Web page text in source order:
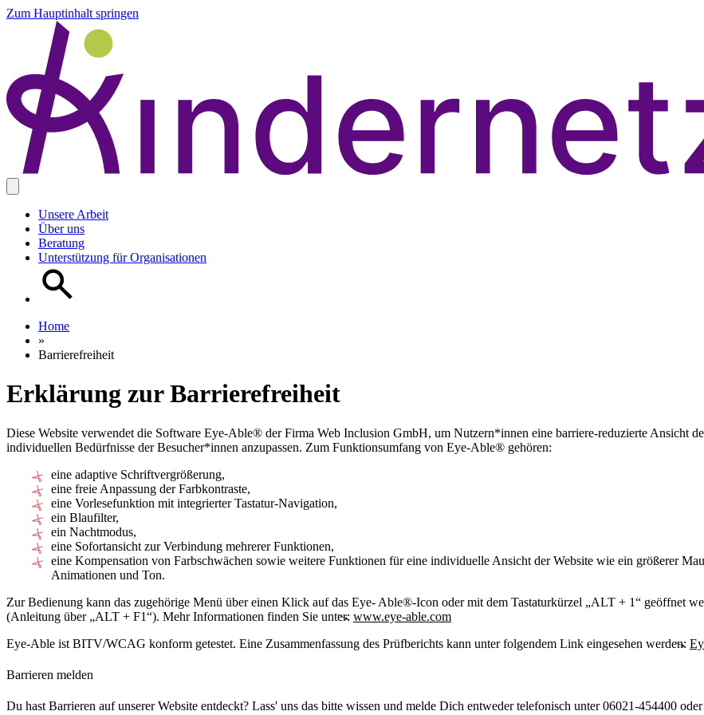
Zum Hauptinhalt springen
Unsere Arbeit
Über uns
Beratung
Unterstützung für Organisationen
Home
»
Barrierefreiheit
Erklärung zur Barrierefreiheit
Diese Website verwendet die Software Eye-Able® der Firma Web Inclusion GmbH, um Nutzern*innen eine barriere-reduzierte Ansicht
individuellen Bedürfnisse der Besucher*innen anzupassen. Zum Funktionsumfang von Eye-Able® gehören:
eine adaptive Schriftvergrößerung,
eine freie Anpassung der Farbkontraste,
eine Vorlesefunktion mit integrierter Tastatur-Navigation,
ein Blaufilter,
ein Nachtmodus,
eine Sofortansicht zur Verbindung mehrerer Funktionen,
eine Kompensation von Farbschwächen sowie weitere Funktionen für eine individuelle Ansicht der Website wie ein größerer
Animationen und Ton.
Zur Bedienung kann das zugehörige Menü über einen Klick auf das Eye- Able®-Icon oder mit dem Tastaturkürzel „ALT + 1“ geöffnet
(Anleitung über „ALT + F1“). Mehr Informationen finden Sie unter: www.eye-able.com
Eye-Able ist BITV/WCAG konform getestet. Eine Zusammenfassung des Prüfberichts kann unter folgendem Link eingesehen werden:
Barrieren melden
Du hast Barrieren auf unserer Website entdeckt? Lass' uns das bitte wissen und melde Dich entweder telefonisch unter 06021-454400